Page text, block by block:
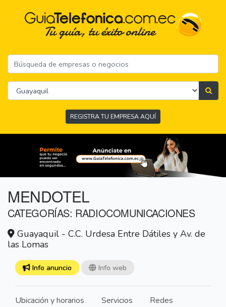
REGISTRA TU EMPRESA AQUÍ
MENDOTEL
CATEGORÍAS: RADIOCOMUNICACIONES
Guayaquil - C.C. Urdesa Entre Dátiles y Av. de
las Lomas
Info anuncio Info web
Ubicación y horarios Servicios
Redes